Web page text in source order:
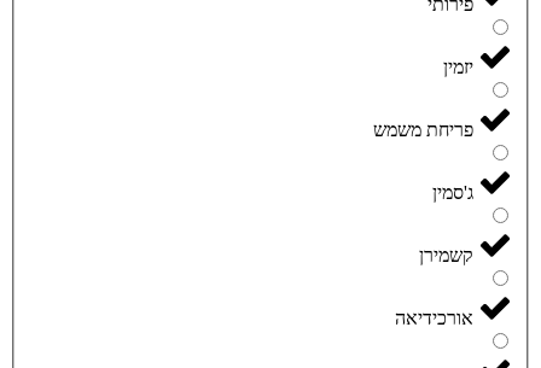
יזמין
פריחת משמש
ג'סמין
קשמירן
אורכידיאה